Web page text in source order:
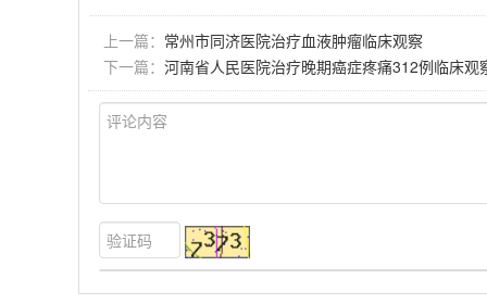
上一篇： 常州市同济医院治疗血液肿瘤临床观察
下一篇： 河南省人民医院治疗晚期癌症疼痛312例临床观